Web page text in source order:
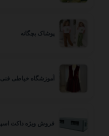
پوشاک بچگانه
آموزشگاه خیاطی
فروش ویژه داکت